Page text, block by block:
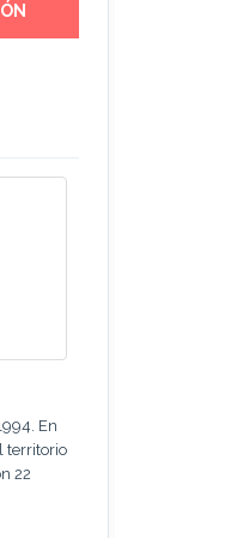
En
territorio
22